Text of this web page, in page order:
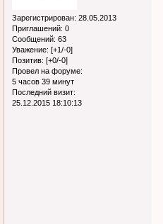
Зарегистрирован: 28.05.2013
Приглашений: 0
Сообщений: 63
Уважение: [+1/-0]
Позитив: [+0/-0]
Провел на форуме:
5 часов 39 минут
Последний визит:
25.12.2015 18:10:13